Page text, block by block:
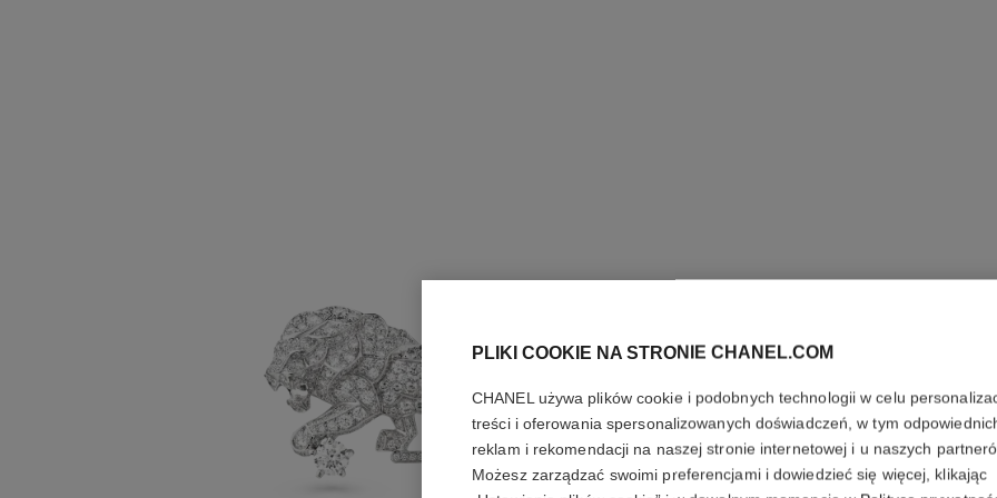
PLIKI COOKIE NA STRONIE CHANEL.COM
CHANEL używa plików cookie i podobnych technologii w celu
treści i oferowania spersonalizowanych doświadczeń, w tym
reklam i rekomendacji na naszej stronie internetowej i u naszych
Możesz zarządzać swoimi preferencjami i dowiedzieć się więcej, klikając